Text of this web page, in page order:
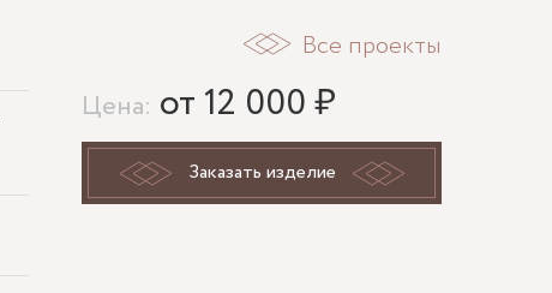
Все проекты
Цена: от 12 000 ₽
Заказать изделие